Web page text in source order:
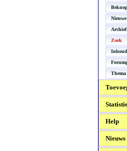
Archief
Zoek
Thema
Help
Nieuws